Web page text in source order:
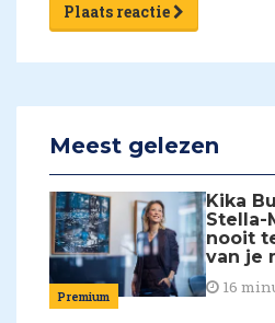
Plaats reactie
Meest gelezen
Premium
Kika
Stella-
nooit
van je
16